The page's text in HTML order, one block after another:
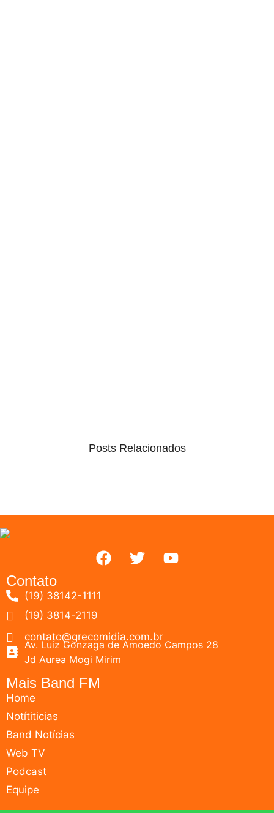
Posts Relacionados
Contato
(19) 38142-1111
(19) 3814-2119
contato@grecomidia.com.br
Av. Luiz Gonzaga de Amoedo Campos 28
Jd Aurea Mogi Mirim
Mais Band FM
Home
Notítiticias
Band Notícias
Web TV
Podcast
Equipe